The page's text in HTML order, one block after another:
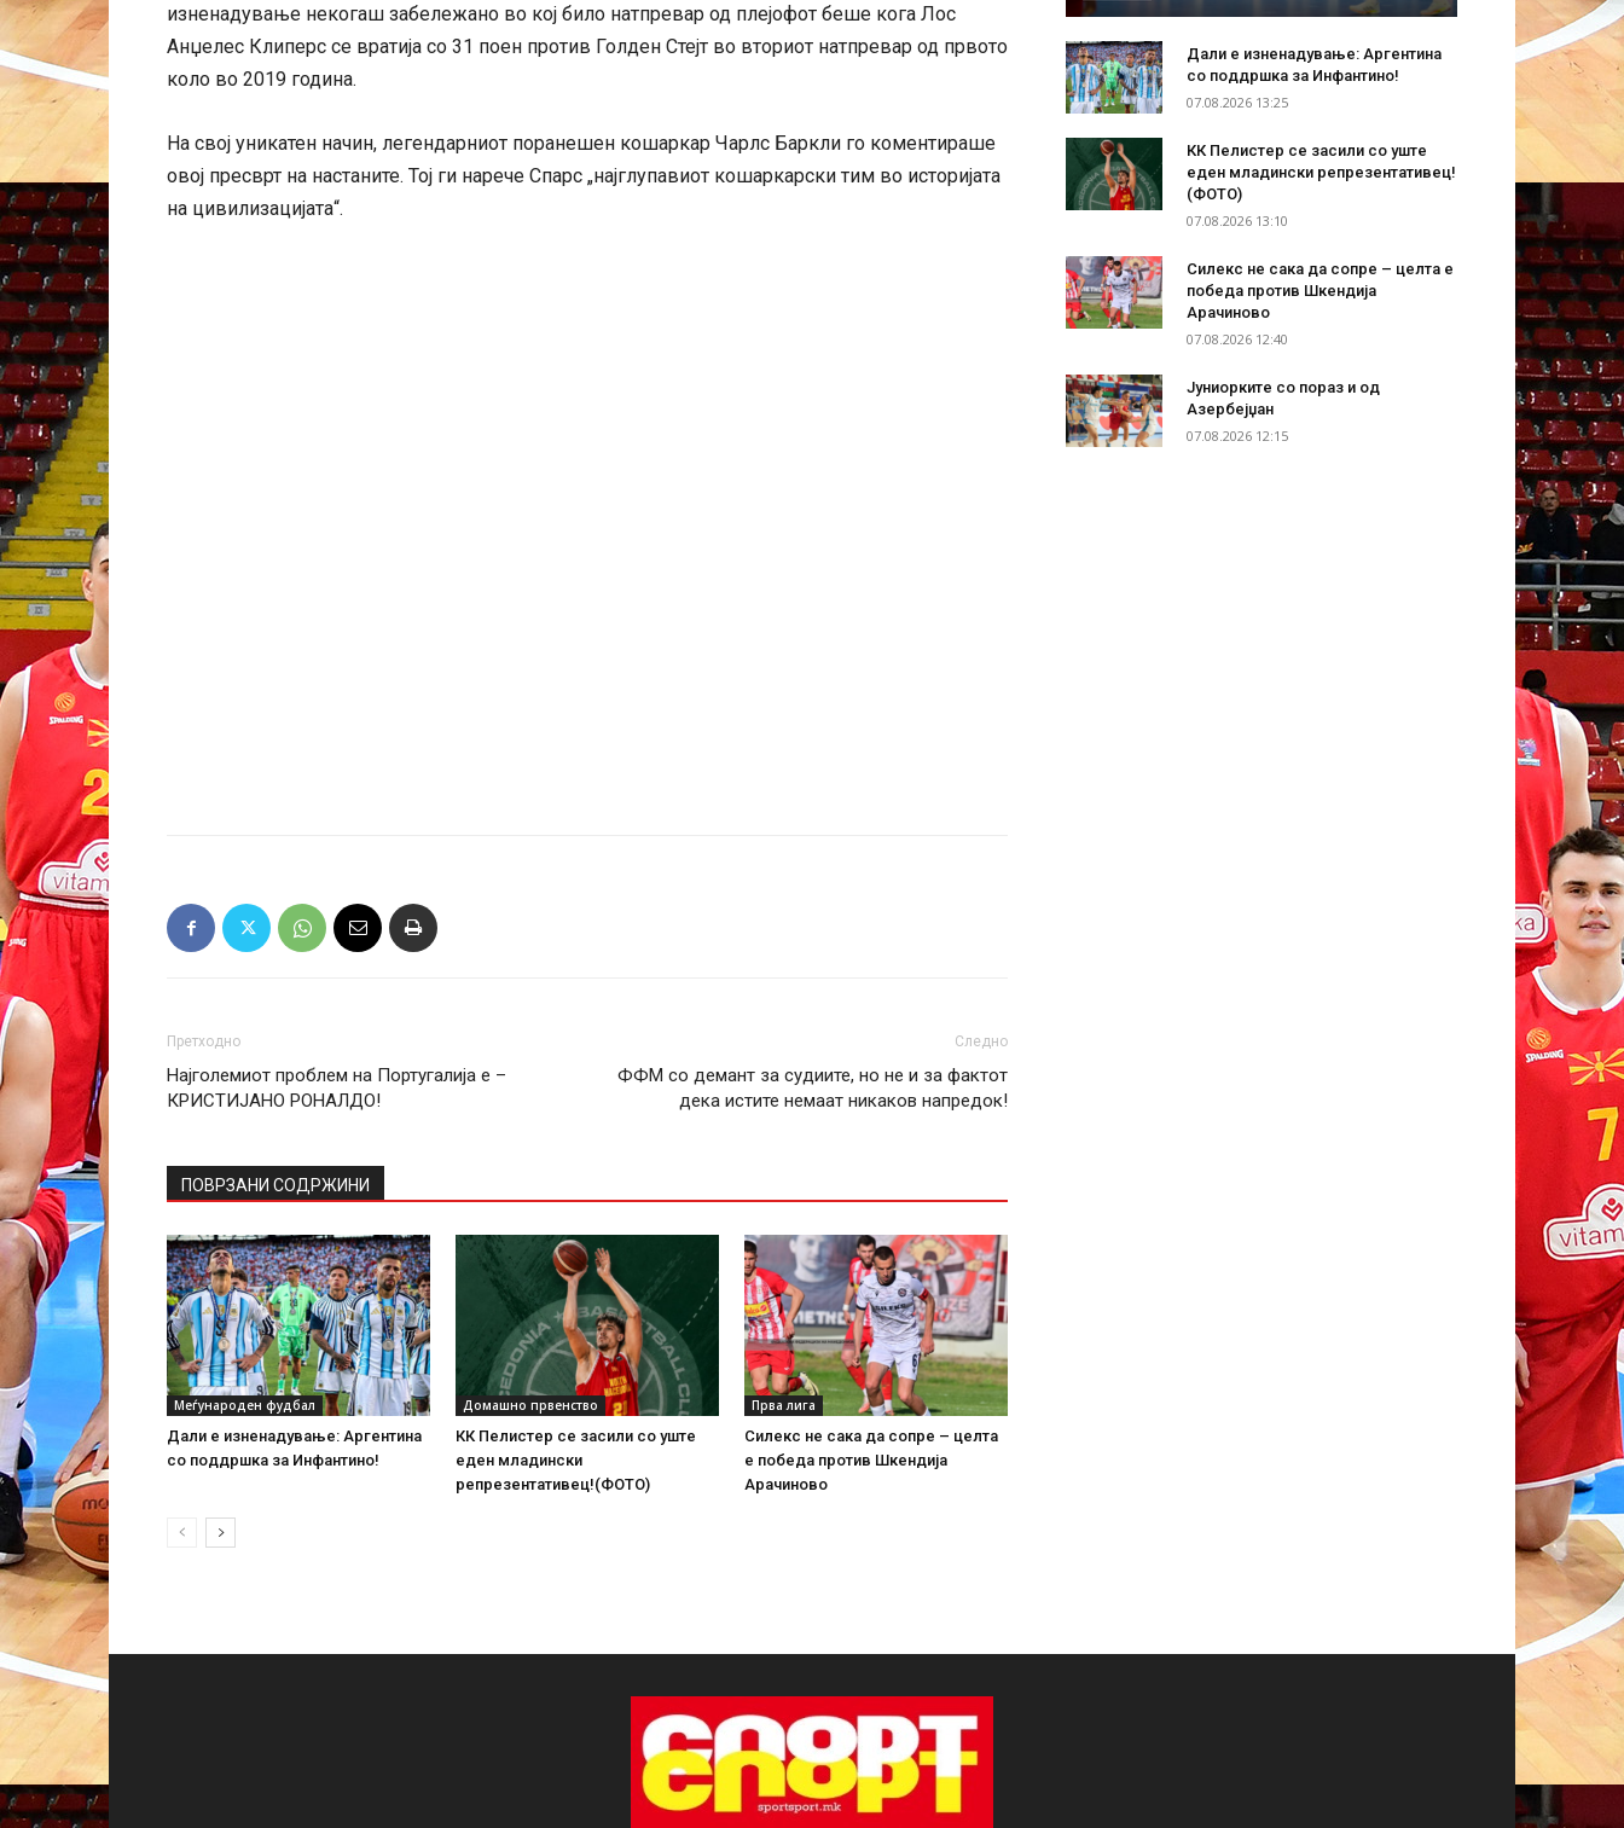
изненадување некогаш забележано во кој било натпревар од плејофот беше кога Лос
Анџелес Клиперс се вратија со 31 поен против Голден Стејт во вториот натпревар од првото
коло во 2019 година.
На свој уникатен начин, легендарниот поранешен кошаркар Чарлс Баркли го коментираше
овој пресврт на настаните. Тој ги нарече Спарс „најглупавиот кошаркарски тим во историјата
на цивилизацијата“.
Претходно
Најголемиот проблем на Португалија е –
КРИСТИЈАНО РОНАЛДО!
Следно
ФФМ со демант за судиите, но не и за фактот
дека истите немаат никаков напредок!
ПОВРЗАНИ СОДРЖИНИ
Меѓународен фудбал
Дали е изненадување: Аргентина
со поддршка за Инфантино!
Домашно првенство
КК Пелистер се засили со уште
еден младински
репрезентативец!(ФОТО)
Прва лига
Силекс не сака да сопре – целта
е победа против Шкендија
Арачиново
Дали е изненадување: Аргентина
со поддршка за Инфантино!
07.08.2026 13:25
КК Пелистер се засили со уште
еден младински репрезентативец!
(ФОТО)
07.08.2026 13:10
Силекс не сака да сопре – целта е
победа против Шкендија
Арачиново
07.08.2026 12:40
Јуниорките со пораз и од
Азербејџан
07.08.2026 12:15